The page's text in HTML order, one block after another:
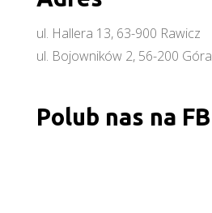
ul. Hallera 13, 63-900 Rawicz
ul. Bojowników 2, 56-200 Góra
Polub nas na FB